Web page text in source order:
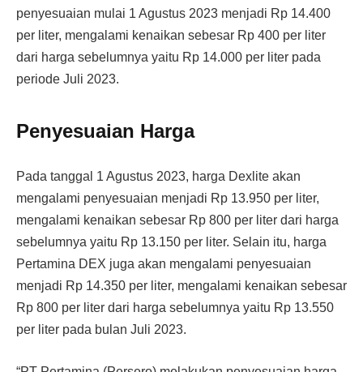
penyesuaian mulai 1 Agustus 2023 menjadi Rp 14.400
per liter, mengalami kenaikan sebesar Rp 400 per liter
dari harga sebelumnya yaitu Rp 14.000 per liter pada
periode Juli 2023.
Penyesuaian Harga
Pada tanggal 1 Agustus 2023, harga Dexlite akan
mengalami penyesuaian menjadi Rp 13.950 per liter,
mengalami kenaikan sebesar Rp 800 per liter dari harga
sebelumnya yaitu Rp 13.150 per liter. Selain itu, harga
Pertamina DEX juga akan mengalami penyesuaian
menjadi Rp 14.350 per liter, mengalami kenaikan sebesar
Rp 800 per liter dari harga sebelumnya yaitu Rp 13.550
per liter pada bulan Juli 2023.